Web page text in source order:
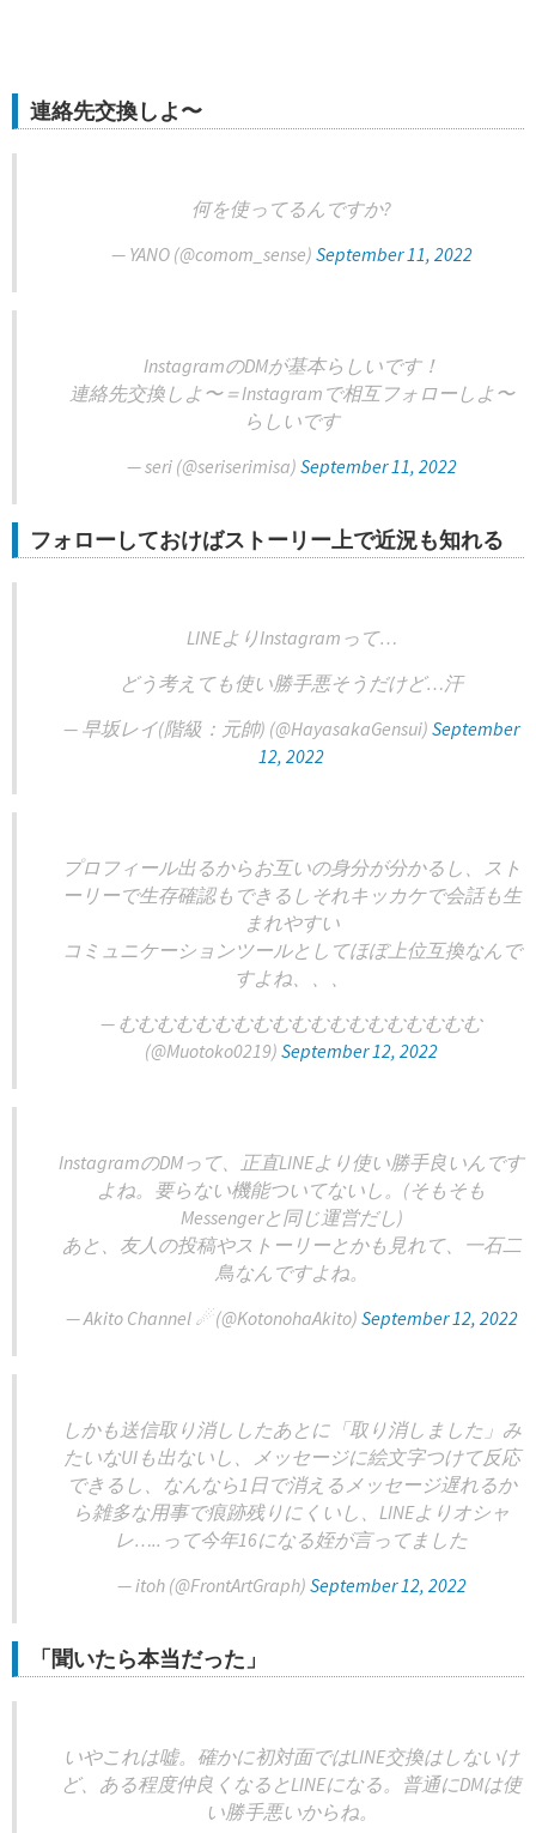
連絡先交換しよ〜
何を使ってるんですか?
— YANO (@comom_sense) September 11, 2022
InstagramのDMが基本らしいです！
連絡先交換しよ〜＝Instagramで相互フォローしよ〜
らしいです
— seri (@seriserimisa) September 11, 2022
フォローしておけばストーリー上で近況も知れる
LINEよりInstagramって…
どう考えても使い勝手悪そうだけど…汗
— 早坂レイ(階級：元帥) (@HayasakaGensui) September
12, 2022
プロフィール出るからお互いの身分が分かるし、スト
ーリーで生存確認もできるしそれキッカケで会話も生
まれやすい
コミュニケーションツールとしてほぼ上位互換なんで
すよね、、、
— むむむむむむむむむむむむむむむむむむむ
(@Muotoko0219) September 12, 2022
InstagramのDMって、正直LINEより使い勝手良いんです
よね。要らない機能ついてないし。(そもそも
Messengerと同じ運営だし)
あと、友人の投稿やストーリーとかも見れて、一石二
鳥なんですよね。
— Akito Channel ☄ (@KotonohaAkito) September 12, 2022
しかも送信取り消ししたあとに「取り消しました」み
たいなUIも出ないし、メッセージに絵文字つけて反応
できるし、なんなら1日で消えるメッセージ遅れるか
ら雑多な用事で痕跡残りにくいし、LINEよりオシャ
レ…..って今年16になる姪が言ってました
— itoh (@FrontArtGraph) September 12, 2022
「聞いたら本当だった」
いやこれは嘘。確かに初対面ではLINE交換はしないけ
ど、ある程度仲良くなるとLINEになる。普通にDMは使
い勝手悪いからね。